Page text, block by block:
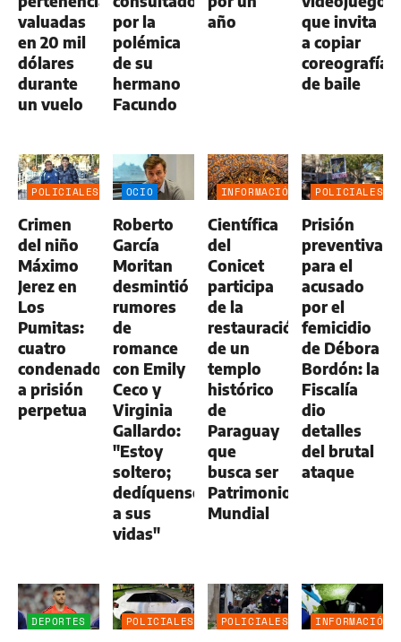
valuadas
en 20 mil
dólares
durante
un vuelo
por la
polémica
de su
hermano
Facundo
año
que invita
a copiar
coreografías
de baile
POLICIALES
Crimen
del niño
Máximo
Jerez en
Los
Pumitas:
cuatro
condenados
a prisión
perpetua
OCIO
Roberto
García
Moritan
desmintió
rumores
de
romance
con Emily
Ceco y
Virginia
Gallardo:
"Estoy
soltero;
dedíquense
a sus
vidas"
INFORMACIÓN
Científica
del
Conicet
participa
de la
restauración
de un
templo
histórico
de
Paraguay
que
busca ser
Patrimonio
Mundial
POLICIALES
Prisión
preventiva
para el
acusado
por el
femicidio
de Débora
Bordón: la
Fiscalía
dio
detalles
del brutal
ataque
DEPORTES POLICIALES POLICIALES
INFORMACIÓN